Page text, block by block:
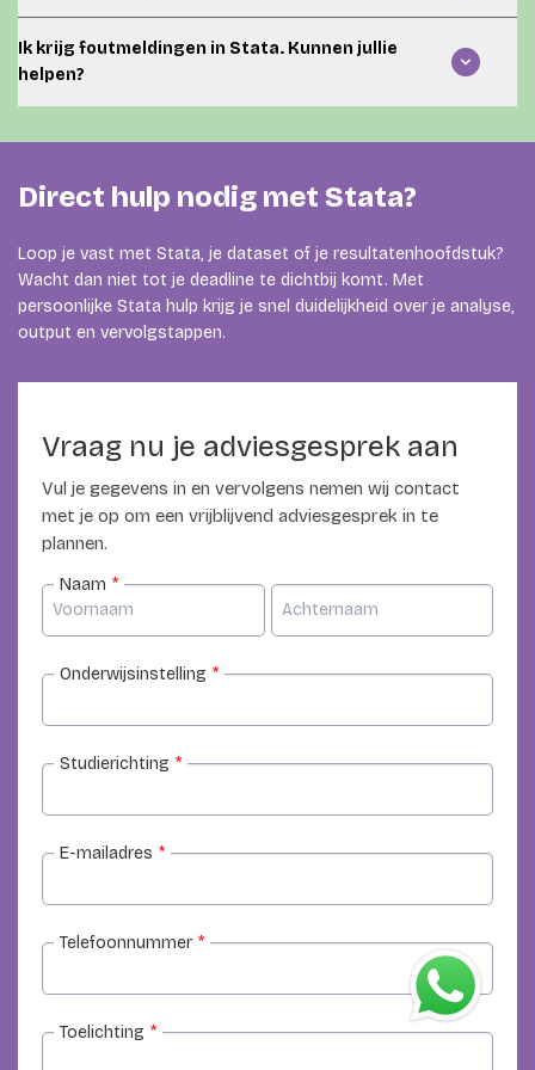
testen en het interpreteren van paneldata-output.
analyse. Het doel is dat jij weet welke stappen zijn gezet,
waarom die stappen logisch zijn en hoe je de resultaten
kunt verantwoorden.
Ik krijg foutmeldingen in Stata. Kunnen jullie
helpen?
en do-file om te achterhalen waar de fout ontstaat en
Direct hulp nodig met Stata?
Loop je vast met Stata, je dataset of je resultatenhoofdstuk?
Wacht dan niet tot je deadline te dichtbij komt. Met
persoonlijke Stata hulp krijg je snel duidelijkheid over je analyse,
output en vervolgstappen.
Vraag nu je adviesgesprek aan
Vul je gegevens in en vervolgens nemen wij contact
met je op om een vrijblijvend adviesgesprek in te
plannen.
Naam *
Onderwijsinstelling *
Studierichting *
E-mailadres *
Telefoonnummer *
Toelichting *